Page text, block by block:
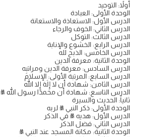
أولاً: التوحيد
الوحدة الأولى: العبادة
الدرس الأول: الاستعاذة والاستعانة
الدرس الثاني: الخوف والرجاء
الدرس الثالث: التوكل
الدرس الرابع: الخشوع والإنابة
الدرس الخامس: الذبح لله
الوحدة الثانية: معرفة الدين
الدرس السادس: معرفة الدين ومراتبِه
الدرس السابع: المرتبة الأولى: الإسلام
الدرس الثامن: شهادة أن لا إِلَهَ إِلا الله
الدرس التاسع: شهادة أن محمدًا رسول الله ﷺ
ثانياً: الحديث والسيرة
الوحدة الأولى: ذكر النبي ﷺ لربه
الدرس الأول: هديه ﷺ في الذكر
الدرس الثاني: فضل الذكر
الوحدة الثانية: مكانة المسجد عند النبي ﷺ